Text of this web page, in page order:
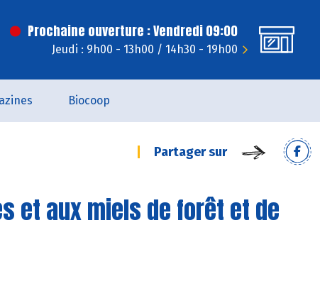
Prochaine ouverture : Vendredi 09:00
Jeudi : 9h00 - 13h00 / 14h30 - 19h00
Biocoop
Partager sur
et aux miels de forêt et de